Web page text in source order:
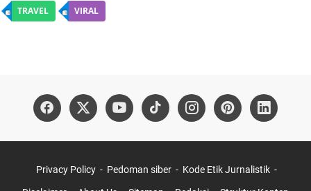
TRAVEL VIRAL
Privacy Policy Pedoman siber Kode Etik Jurnalistik